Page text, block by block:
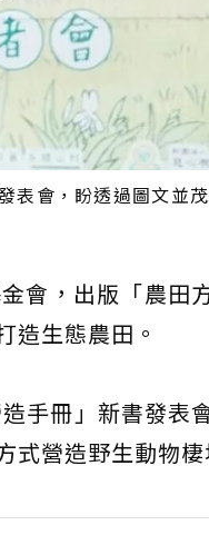
表會，盼透過圖文並
會，出版「農田
造生態農田。
手冊」新書發表
式營造野生動物